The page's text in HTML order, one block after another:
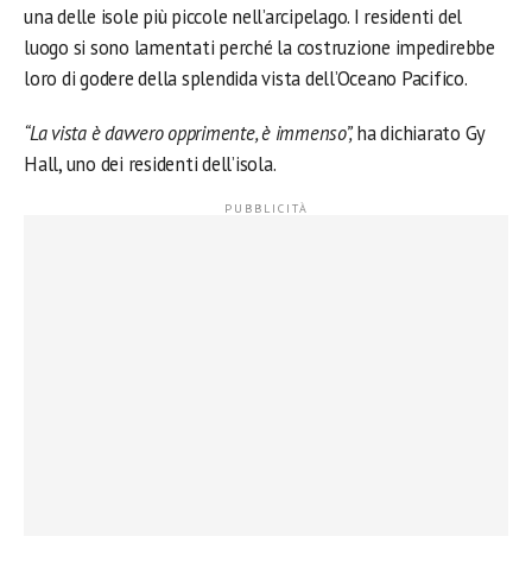
una delle isole più piccole nell’arcipelago. I residenti del
luogo si sono lamentati perché la costruzione impedirebbe
loro di godere della splendida vista dell’Oceano Pacifico.
“La vista è davvero opprimente, è immenso”,ha dichiarato Gy
Hall, uno dei residenti dell’isola.